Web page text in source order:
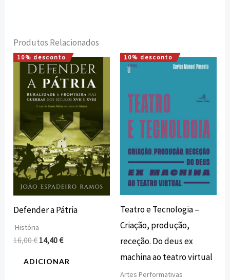
Produtos Relacionados
10% desconto
Defender a Pátria
História
16,00€
O
preço
original
era:
16,00 €.
14,40€
O
preço
atual
é:
14,40 €.
ADICIONAR
10% desconto
Teatro e Tecnologia –
Criação, produção,
receção. Do deus ex
machina ao teatro virtual
Artes Performativas
O
16,00 €.
O
preço